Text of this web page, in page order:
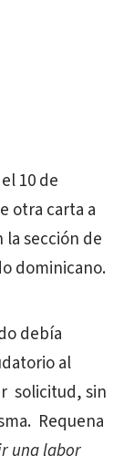
10 de
otra carta a
sección de
dominicano.
debía
al
solicitud, sin
Requena
una labor